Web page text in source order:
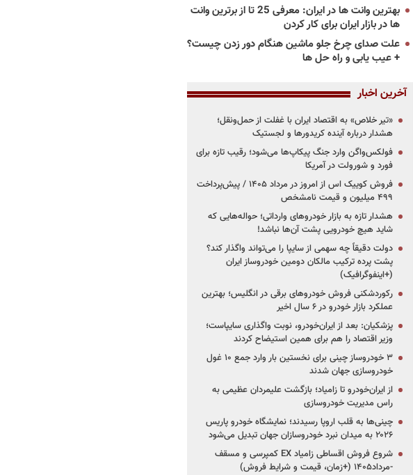
بهترین وانت ها در ایران: معرفی 25 تا از برترین وانت
ها در بازار ایران برای کار کردن
علت صدای چرخ جلو ماشین هنگام دور زدن چیست؟
+ عیب یابی و راه حل ها
آخرین اخبار
«تیر خلاص» به اقتصاد ایران با غفلت از حمل‌ونقل؛
هشدار درباره آینده کریدورها و لجستیک
فولکس‌واگن وارد جنگ پیکاپ‌ها می‌شود؛ رقیب تازه برای
فورد و شورولت در آمریکا
فروش کوییک اس از امروز در مرداد ۱۴۰۵ / پیش‌پرداخت
۴۹۹ میلیون و قیمت نامشخص
هشدار تازه به بازار خودروهای وارداتی؛ حواله‌هایی که
شاید هیچ خودرویی پشت آن‌ها نباشد!
دولت دقیقاً چه سهمی از سایپا را می‌تواند واگذار کند؟
پشت پرده ترکیب مالکان دومین خودروساز ایران
(+اینفوگرافیک)
رکوردشکنی فروش خودروهای برقی در انگلیس؛ بهترین
عملکرد بازار خودرو در ۶ سال اخیر
پزشکیان: بعد از ایران‌خودرو، نوبت واگذاری سایپاست؛
وزیر اقتصاد را هم برای همین استیضاح کردند
۳ خودروساز چینی برای نخستین بار وارد جمع ۱۰ غول
خودروسازی جهان شدند
از ایران‌خودرو تا زامیاد؛ بازگشت علیمردان عظیمی به
راس مدیریت خودروسازی
چینی‌ها به قلب اروپا رسیدند؛ نمایشگاه خودرو پاریس
۲۰۲۶ به میدان نبرد خودروسازان جهان تبدیل می‌شود
شروع فروش اقساطی زامیاد EX کمپرسی و مسقف
-مرداد۱۴۰۵ (+زمان، قیمت و شرایط فروش)